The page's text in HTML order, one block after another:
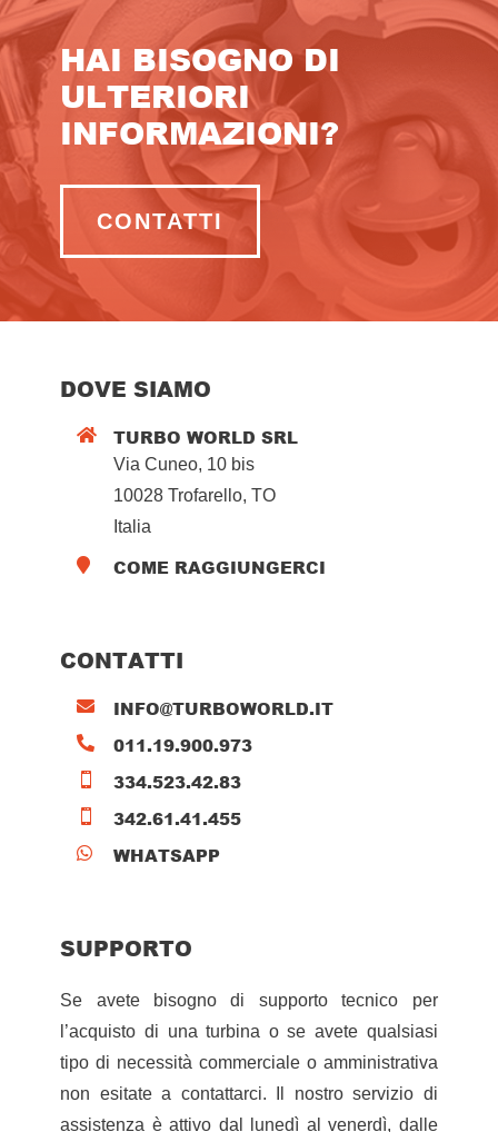
HAI BISOGNO DI
ULTERIORI
INFORMAZIONI?
CONTATTI
DOVE SIAMO
 TURBO WORLD SRL
Via Cuneo, 10 bis
10028 Trofarello, TO
Italia
 COME RAGGIUNGERCI
CONTATTI
 INFO@TURBOWORLD.IT
 011.19.900.973
 334.523.42.83
 342.61.41.455
 WHATSAPP
SUPPORTO
Se avete bisogno di supporto tecnico per
l’acquisto di una turbina o se avete qualsiasi
tipo di necessità commerciale o amministrativa
non esitate a contattarci. Il nostro servizio di
assistenza è attivo dal lunedì al venerdì, dalle